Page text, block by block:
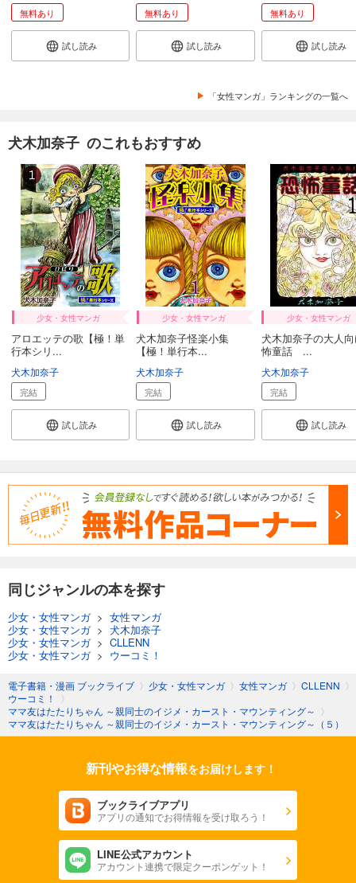
無料あり
試し読み
無料あり
試し読み
無料あり
試し読み
「女性マンガ」ランキングの一覧へ
犬木加奈子 のこれもおすすめ
少女・女性マンガ
アロエッテの歌【極！単
行本シリ...
犬木加奈子
完結
試し読み
少女・女性マンガ
犬木加奈子怪楽小集
【極！単行本...
犬木加奈子
完結
試し読み
少女・女性マンガ
犬木加奈子の大人
怖童話 ...
犬木加奈子
完結
試し読み
同じジャンルの本を探す
少女・女性マンガ> 女性マンガ
少女・女性マンガ> 犬木加奈子
少女・女性マンガ> CLLENN
少女・女性マンガ> ウーコミ！
電子書籍・漫画 ブックライブ 〉 少女・女性マンガ 〉 女性マンガ 〉 CLLENN 〉
ウーコミ！
〉
ママ友はたたりちゃん ～親同士のイジメ・カースト・マウンティング～ 〉
ママ友はたたりちゃん ～親同士のイジメ・カースト・マウンティング～（５）
新刊やお得な情報をお届けします！
ブックライブアプリ
アプリの通知でお得情報を受け取ろう！
LINE公式アカウント
アカウント連携で限定クーポンゲット！